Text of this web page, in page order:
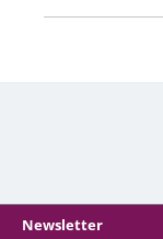
Newsletter